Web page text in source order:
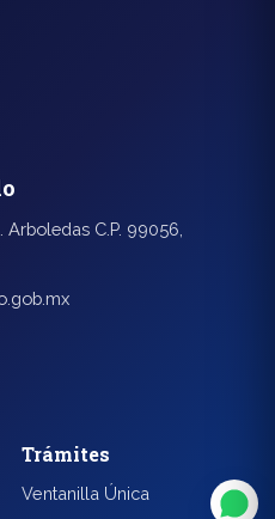
C.P. 99056,
Trámites
Ventanilla Única